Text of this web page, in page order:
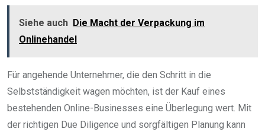
Siehe auch Die Macht der Verpackung im
Onlinehandel
Für angehende Unternehmer, die den Schritt in die
Selbstständigkeit wagen möchten, ist der Kauf eines
bestehenden Online-Businesses eine Überlegung wert. Mit
der richtigen Due Diligence und sorgfältigen Planung kann